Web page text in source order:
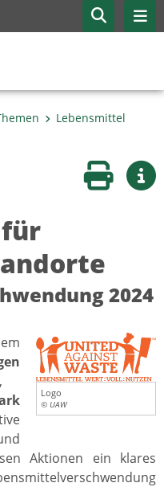
Lebensmittel
Seite
2024
Logo
© UAW
,
Aktionen ein klares